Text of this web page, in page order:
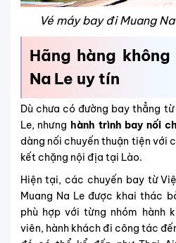
Vé máy bay đi Muang
Hãng hàng
Na Le uy tín
Dù chưa có đường bay thẳng
Le, nhưng hành trình bay nối
dàng nối chuyến thuận tiện với
kết chặng nội địa tại Lào.
Hiện tại, các chuyến bay từ
Muang Na Le được khai thác
phù hợp với từng nhóm hành
viên, hành khách đi công tác